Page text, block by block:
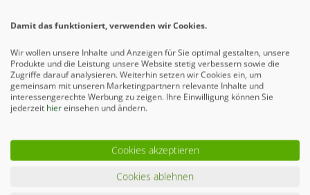
Beschreibung
Die Bezeichnung 8/6/8 steht für den Durchmesser eines
einzelnen Drahtstabs. Die beiden...mehr
Damit das funktioniert, verwenden wir Cookies.
Wir wollen unsere Inhalte und Anzeigen für Sie optimal gestalten, unsere
Produkte und die Leistung unsere Website stetig verbessern sowie die
Zugriffe darauf analysieren. Weiterhin setzen wir Cookies ein, um
gemeinsam mit unseren Marketingpartnern relevante Inhalte und
interessengerechte Werbung zu zeigen. Ihre Einwilligung können Sie
jederzeit hiereinsehen und ändern.
Cookies akzeptieren
Cookies ablehnen